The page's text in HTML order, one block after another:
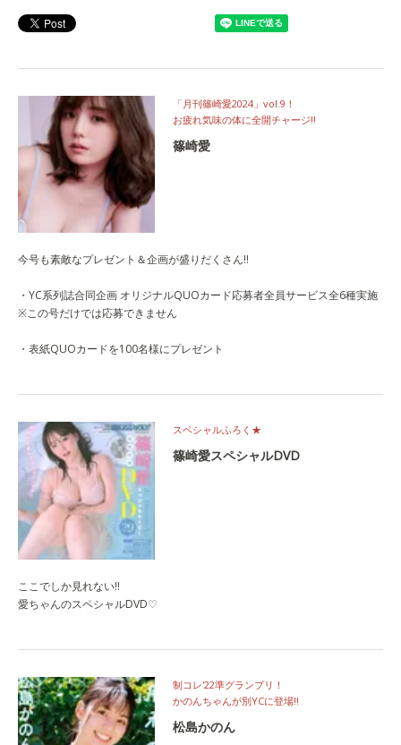
「月刊篠崎愛2024」vol.9！
お疲れ気味の体に全開チャージ‼
篠崎愛
今号も素敵なプレゼント＆企画が盛りだくさん!!
・YC系列誌合同企画 オリジナルQUOカード応募者全員サービス全6種実施
※この号だけでは応募できません
・表紙QUOカードを100名様にプレゼント
スペシャルふろく★
篠崎愛スペシャルDVD
ここでしか見れない‼
愛ちゃんのスペシャルDVD♡
制コレ'22準グランプリ！
かのんちゃんが別YCに登場‼
松島かのん